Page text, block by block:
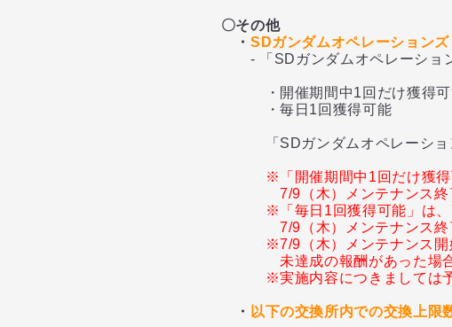
〇その他
・ SDガンダムオペレーション
- 「SDガンダムオペレーション
・開催期間中1回だけ獲得可
・毎日1回獲得可能
「SDガンダムオペレーション
※「開催期間中1回だけ獲
7/9（木）メンテナンス
※「毎日1回獲得可能」は
7/9（木）メンテナンス
※7/9（木）メンテナンス開
未達成の報酬があった場
※実施内容につきましては
・ 以下の交換所内での交換上限